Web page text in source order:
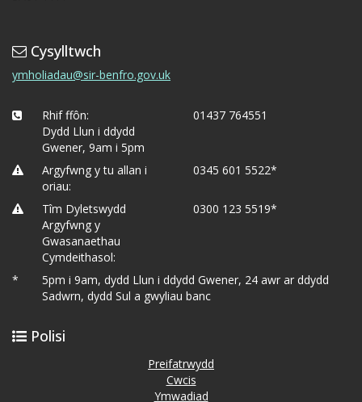
Cysylltwch
ymholiadau@sir-benfro.gov.uk
Rhif ffôn:
Dydd Llun i ddydd
Gwener, 9am i 5pm
01437 764551
Argyfwng y tu allan i
oriau:
0345 601 5522*
Tîm Dyletswydd
Argyfwng y
Gwasanaethau
Cymdeithasol:
0300 123 5519*
*
5pm i 9am, dydd Llun i ddydd Gwener, 24 awr ar ddydd
Sadwrn, dydd Sul a gwyliau banc
Polisi
Preifatrwydd
Cwcis
Ymwadiad